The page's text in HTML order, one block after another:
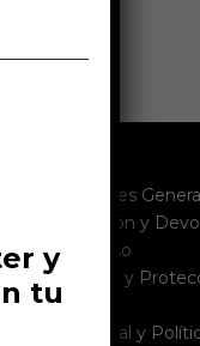
Condiciones
Cancelación y
Reembolso
Seguridad y
Envíos
Texto Legal y
y
tu